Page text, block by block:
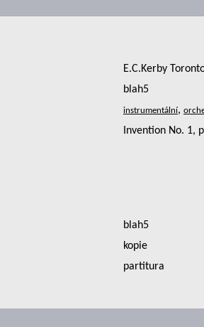
E.C.Kerby
blah5
,
Invention No. 1,
blah5
kopie
partitura